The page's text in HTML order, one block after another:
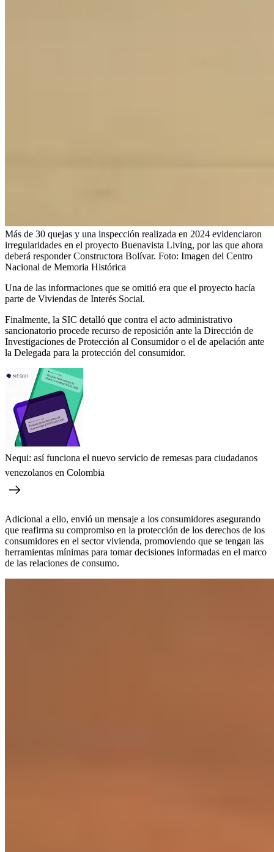
Más de 30 quejas y una inspección realizada en 2024 evidenciaron
irregularidades en el proyecto Buenavista Living, por las que ahora
deberá responder Constructora Bolívar. Foto: Imagen del Centro
Nacional de Memoria Histórica
Una de las informaciones que se omitió era que el proyecto hacía
parte de Viviendas de Interés Social.
Finalmente, la SIC detalló que contra el acto administrativo
sancionatorio procede recurso de reposición ante la Dirección de
Investigaciones de Protección al Consumidor o el de apelación ante
la Delegada para la protección del consumidor.
Nequi: así funciona el nuevo servicio de remesas para ciudadanos
venezolanos en Colombia
Adicional a ello, envió un mensaje a los consumidores asegurando
que reafirma su compromiso en la protección de los derechos de los
consumidores en el sector vivienda, promoviendo que se tengan las
herramientas mínimas para tomar decisiones informadas en el marco
de las relaciones de consumo.